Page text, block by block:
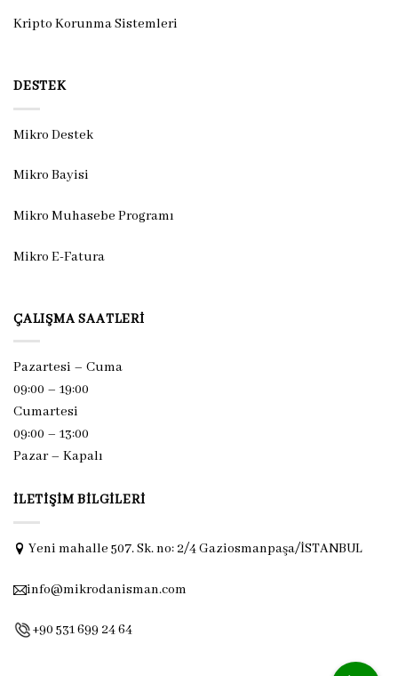
Kripto Korunma Sistemleri
DESTEK
Mikro Destek
Mikro Bayisi
Mikro Muhasebe Programı
Mikro E-Fatura
ÇALIŞMA SAATLERI
Pazartesi – Cuma
09:00 – 19:00
Cumartesi
09:00 – 13:00
Pazar – Kapalı
İLETIŞIM BILGILERI
Yeni mahalle 507. Sk. no: 2/4 Gaziosmanpaşa/İSTANBUL
info@mikrodanisman.com
+90 531 699 24 64